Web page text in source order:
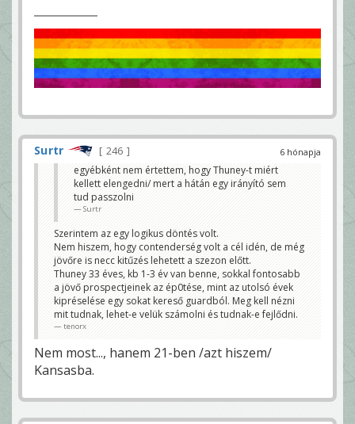
6 hónapja
Surtr
246
egyébként nem értettem, hogy Thuney-t miért
kellett elengedni/ mert a hátán egy irányító sem
tud passzolni
Surtr
Szerintem az egy logikus döntés volt.
Nem hiszem, hogy contenderség volt a cél idén, de még
jövőre is necc kitűzés lehetett a szezon előtt.
Thuney 33 éves, kb 1-3 év van benne, sokkal fontosabb
a jövő prospectjeinek az ép0tése, mint az utolsó évek
kipréselése egy sokat kereső guardból. Meg kell nézni
mit tudnak, lehet-e velük számolni és tudnak-e fejlődni.
tenorx
Nem most..., hanem 21-ben /azt hiszem/
Kansasba.